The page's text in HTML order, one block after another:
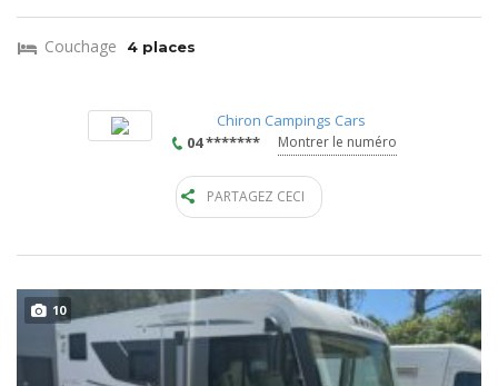
Couchage 4 places
Chiron Campings Cars
04 *******
Montrer le numéro
PARTAGEZ CECI
10